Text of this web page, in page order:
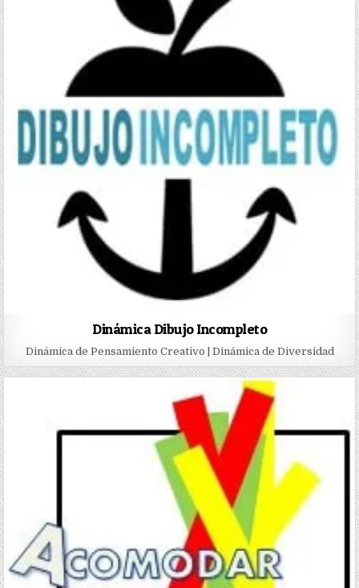
Dinámica Dibujo Incompleto
Dinámica de Pensamiento Creativo | Dinámica de Diversidad